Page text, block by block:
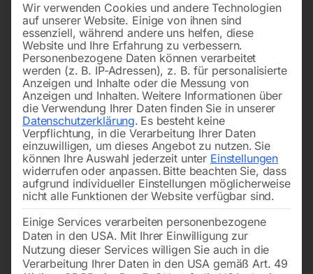
Wir verwenden Cookies und andere Technologien
auf unserer Website. Einige von ihnen sind
essenziell, während andere uns helfen, diese
Website und Ihre Erfahrung zu verbessern.
Personenbezogene Daten können verarbeitet
werden (z. B. IP-Adressen), z. B. für personalisierte
Anzeigen und Inhalte oder die Messung von
Anzeigen und Inhalten. Weitere Informationen über
die Verwendung Ihrer Daten finden Sie in unserer
Datenschutzerklärung. Es besteht keine
Verpflichtung, in die Verarbeitung Ihrer Daten
einzuwilligen, um dieses Angebot zu nutzen. Sie
können Ihre Auswahl jederzeit unter Einstellungen
widerrufen oder anpassen. Bitte beachten Sie, dass
aufgrund individueller Einstellungen möglicherweise
nicht alle Funktionen der Website verfügbar sind.
Einige Services verarbeiten personenbezogene
Daten in den USA. Mit Ihrer Einwilligung zur
Nutzung dieser Services willigen Sie auch in die
Verarbeitung Ihrer Daten in den USA gemäß Art. 49